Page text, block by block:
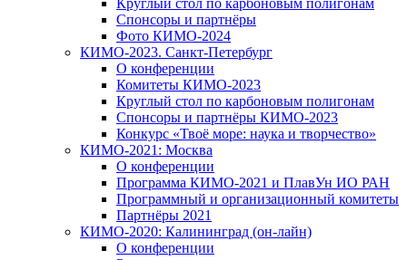
Спонсоры и партнёры
Фото КИМО-2024
КИМО-2023. Санкт-Петербург
О конференции
Комитеты КИМО-2023
Круглый стол по карбоновым полигонам
Спонсоры и партнёры КИМО-2023
Конкурс «Твоё море: наука и творчество»
КИМО-2021: Москва
О конференции
Программа КИМО-2021 и ПлавУн ИО РАН
Программный и организационный комитеты
Партнёры 2021
КИМО-2020: Калининград (он-лайн)
О конференции